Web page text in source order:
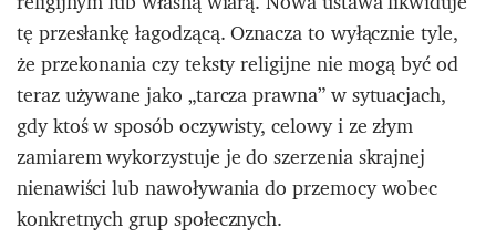
tę przesłankę łagodzącą. Oznacza to wyłącznie tyle,
że przekonania czy teksty religijne nie mogą być od
teraz używane jako „tarcza prawna” w sytuacjach,
gdy ktoś w sposób oczywisty, celowy i ze złym
zamiarem wykorzystuje je do szerzenia skrajnej
nienawiści lub nawoływania do przemocy wobec
konkretnych grup społecznych.